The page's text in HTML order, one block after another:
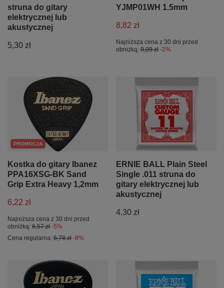
struna do gitary
elektrycznej lub
akustycznej
5,30 zł
YJMP01WH 1.5mm
8,82 zł
Najniższa cena z 30 dni przed
obniżką: 9,09 zł -2%
PROMOCJA
Kostka do gitary Ibanez
PPA16XSG-BK Sand
Grip Extra Heavy 1,2mm
6,22 zł
Najniższa cena z 30 dni przed
obniżką: 6,57 zł -5%
Cena regularna: 6,78 zł -8%
ERNIE BALL Plain Steel
Single .011 struna do
gitary elektrycznej lub
akustycznej
4,30 zł